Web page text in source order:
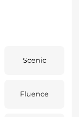
Scenic
Fluence